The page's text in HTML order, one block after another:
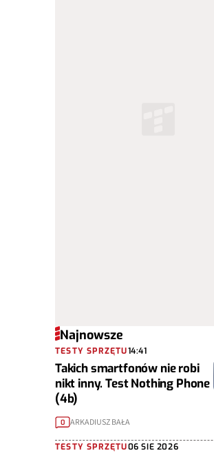
Najnowsze
TESTY SPRZĘTU14:41
Takich smartfonów nie robi
nikt inny. Test Nothing Phone
(4b)
0 ARKADIUSZ BAŁA
TESTY SPRZĘTU06 SIE 2026